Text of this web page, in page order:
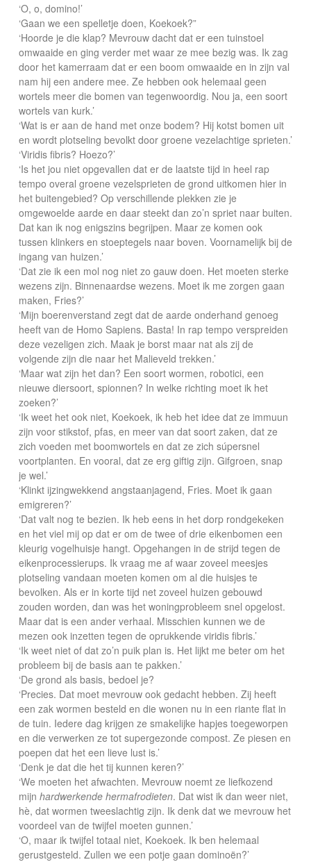
‘O, o, domino!’
‘Gaan we een spelletje doen, Koekoek?”
‘Hoorde je die klap? Mevrouw dacht dat er een tuinstoel
omwaaide en ging verder met waar ze mee bezig was. Ik zag
door het kamerraam dat er een boom omwaaide en in zijn val
nam hij een andere mee. Ze hebben ook helemaal geen
wortels meer die bomen van tegenwoordig. Nou ja, een soort
wortels van kurk.’
‘Wat is er aan de hand met onze bodem? Hij kotst bomen uit
en wordt plotseling bevolkt door groene vezelachtige sprieten.’
‘Viridis fibris? Hoezo?’
‘Is het jou niet opgevallen dat er de laatste tijd in heel rap
tempo overal groene vezelsprieten de grond uitkomen hier in
het buitengebied? Op verschillende plekken zie je
omgewoelde aarde en daar steekt dan zo’n spriet naar buiten.
Dat kan ik nog enigszins begrijpen. Maar ze komen ook
tussen klinkers en stoeptegels naar boven. Voornamelijk bij de
ingang van huizen.’
‘Dat zie ik een mol nog niet zo gauw doen. Het moeten sterke
wezens zijn. Binnenaardse wezens. Moet ik me zorgen gaan
maken, Fries?’
‘Mijn boerenverstand zegt dat de aarde onderhand genoeg
heeft van de Homo Sapiens. Basta! In rap tempo verspreiden
deze vezeligen zich. Maak je borst maar nat als zij de
volgende zijn die naar het Malieveld trekken.’
‘Maar wat zijn het dan? Een soort wormen, robotici, een
nieuwe diersoort, spionnen? In welke richting moet ik het
zoeken?’
‘Ik weet het ook niet, Koekoek, ik heb het idee dat ze immuun
zijn voor stikstof, pfas, en meer van dat soort zaken, dat ze
zich voeden met boomwortels en dat ze zich súpersnel
voortplanten. En vooral, dat ze erg giftig zijn. Gifgroen, snap
je wel.’
‘Klinkt ijzingwekkend angstaanjagend, Fries. Moet ik gaan
emigreren?’
‘Dat valt nog te bezien. Ik heb eens in het dorp rondgekeken
en het viel mij op dat er om de twee of drie eikenbomen een
kleurig vogelhuisje hangt. Opgehangen in de strijd tegen de
eikenprocessierups. Ik vraag me af waar zoveel meesjes
plotseling vandaan moeten komen om al die huisjes te
bevolken. Als er in korte tijd net zoveel huizen gebouwd
zouden worden, dan was het woningprobleem snel opgelost.
Maar dat is een ander verhaal. Misschien kunnen we de
mezen ook inzetten tegen de oprukkende viridis fibris.’
‘Ik weet niet of dat zo’n puik plan is. Het lijkt me beter om het
probleem bij de basis aan te pakken.’
‘De grond als basis, bedoel je?
‘Precies. Dat moet mevrouw ook gedacht hebben. Zij heeft
een zak wormen besteld en die wonen nu in een riante flat in
de tuin. Iedere dag krijgen ze smakelijke hapjes toegeworpen
en die verwerken ze tot supergezonde compost. Ze piesen en
poepen dat het een lieve lust is.’
‘Denk je dat die het tij kunnen keren?’
‘We moeten het afwachten. Mevrouw noemt ze liefkozend
mijn hardwerkende hermafrodieten. Dat wist ik dan weer niet,
hè, dat wormen tweeslachtig zijn. Ik denk dat we mevrouw het
voordeel van de twijfel moeten gunnen.’
‘O, maar ik twijfel totaal niet, Koekoek. Ik ben helemaal
gerustgesteld. Zullen we een potje gaan dominoën?’